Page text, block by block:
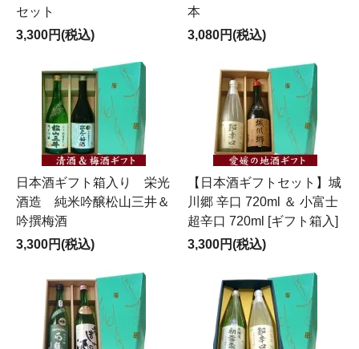
セット
3,300円(税込)
本
3,080円(税込)
日本酒ギフト箱入り 栄光
酒造 純米吟醸松山三井＆
吟撰梅酒
3,300円(税込)
【日本酒ギフトセット】城
川郷 辛口 720ml ＆ 小富士
超辛口 720ml [ギフト箱入]
3,300円(税込)